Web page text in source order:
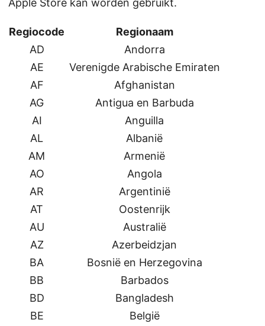
Regiocode
Regionaam
AD
Andorra
AE
Verenigde Arabische Emiraten
AF
Afghanistan
AG
Antigua en Barbuda
AI
Anguilla
AL
Albanië
AM
Armenië
AO
Angola
AR
Argentinië
AT
Oostenrijk
AU
Australië
AZ
Azerbeidzjan
BA
Bosnië en Herzegovina
BB
Barbados
BD
Bangladesh
BE
België